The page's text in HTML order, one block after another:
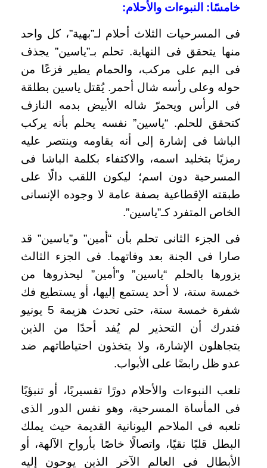
خامسًا: النبوءات والأحلام:
فى المسرحيات الثلاث أحلام لـ”بهية”، كل واحد
منها يتحقق فى النهاية. تحلم بـ”ياسين” يجذف
فى اليم على مركب، والحمام يطير فزعًا من
حوله وعلى رأسه شال أحمر. يُقتل ياسين بطلقة
فى الرأس ويحمرّ شاله الأبيض بدمه النازف
كتحقق للحلم. “ياسين” نفسه يحلم بأنه يركب
الباشا فى إشارة إلى أنه يقاومه وينتصر عليه
رمزيًا بتخليد اسمه، والاكتفاء بكلمة الباشا فى
المسرحية دون اسم؛ ليكون اللقب دالًا على
طبقته الإقطاعية بصفة عامة لا وجوده الإنسانى
الخاص المتفرد كـ”ياسين”.
فى الجزء الثانى تحلم بأن “أمين” و”ياسين” قد
صارا فى الجنة بعد وفاتهما. فى الجزء الثالث
يزورها بالحلم “ياسين” و”أمين” ليحذروها من
خمسة ستة، لا أحد يستمع إليها، أو يستطيع فك
شفرة خمسة ستة، حتى تحدث هزيمة 5 يونيو
فتدرك أن التحذير لم يُفد أحدًا من الذين
يتجاهلون الإشارة، ولا يتخذون احتياطاتهم ضد
عدو ظل رابضًا على الأبواب.
تلعب النبوءات والأحلام دورًا تفسيريًا، أو تنبؤيًا
فى المأساة المسرحية، وهو نفس الدور الذى
تلعبه فى الملاحم اليونانية القديمة حيث يملك
البطل قلبًا نقيًا، واتصالًا خاصًا بأرواح الآلهة، أو
الأبطال فى العالم الآخر الذين يوحون إليه